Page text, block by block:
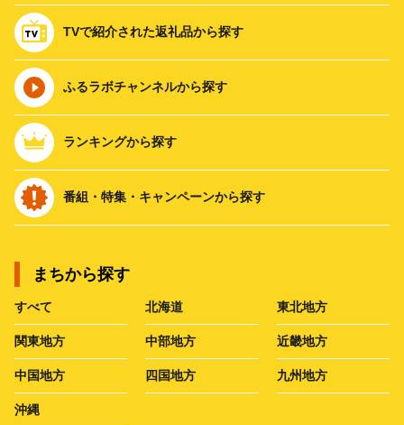
TVで紹介された返礼品から探す
ふるラボチャンネルから探す
ランキングから探す
番組・特集・キャンペーンから探す
まちから探す
すべて 北海道 東北地方
関東地方 中部地方 近畿地方
中国地方 四国地方 九州地方
沖縄